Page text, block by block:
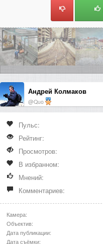
Андрей Колмаков
@Quo
Пульс:
Рейтинг:
Просмотров:
В избранном:
Мнений:
Комментариев:
Камера:
Объектив:
Дата публикации:
Дата съёмки: